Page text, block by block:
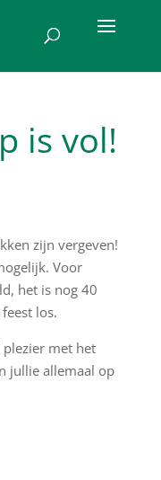
is vol!
zijn vergeven!
Voor
het is nog 40
los.
met het
jullie allemaal op